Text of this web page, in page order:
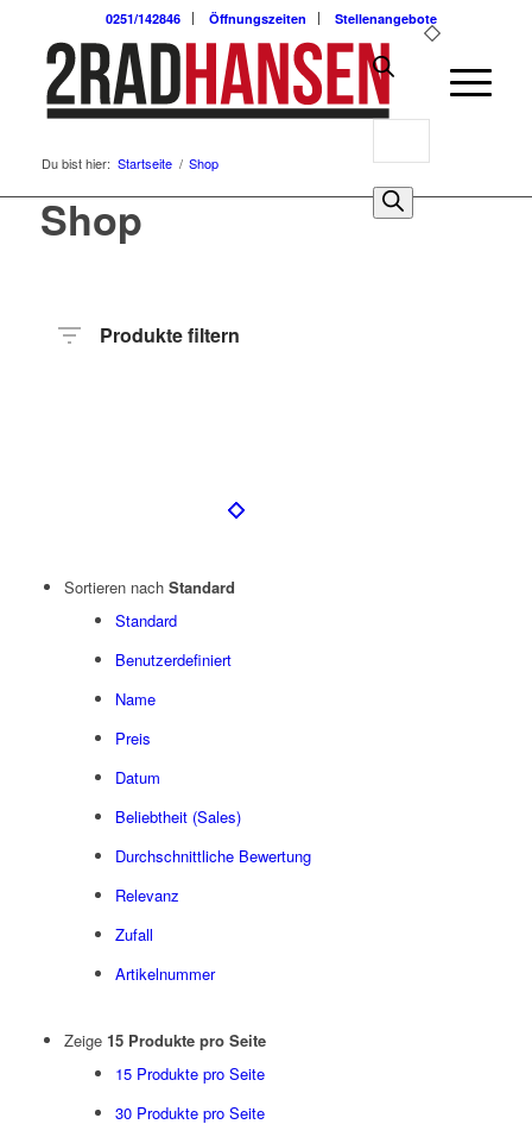
0251/142846 Öffnungszeiten Stellenangebote
0
Du bist hier: Startseite / Shop
Shop
Produkte filtern
Sortieren nach Standard
Standard
Benutzerdefiniert
Name
Preis
Datum
Beliebtheit (Sales)
Durchschnittliche Bewertung
Relevanz
Zufall
Artikelnummer
Zeige 15 Produkte pro Seite
15 Produkte pro Seite
30 Produkte pro Seite